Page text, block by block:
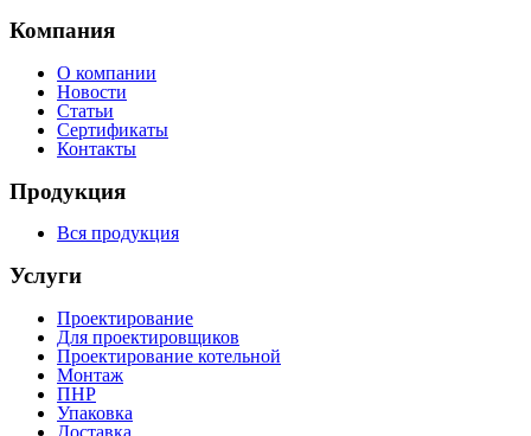
Компания
О компании
Новости
Статьи
Сертификаты
Контакты
Продукция
Вся продукция
Услуги
Проектирование
Для проектировщиков
Проектирование котельной
Монтаж
ПНР
Упаковка
Доставка